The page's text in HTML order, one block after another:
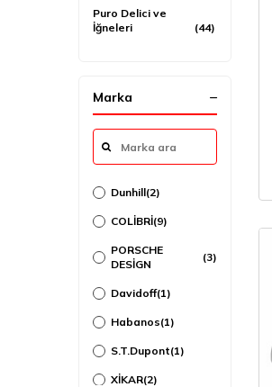
Puro Delici ve
İğneleri
(44)
Nemlendirici ve
Bakım Ürünleri &
Elektronik
Nemlendiriciler
Şarap Dolapları
Puro Ağızlıkları
Marka
Dunhill(2)
COLİBRİ(9)
PORSCHE
DESİGN
(3)
Davidoff(1)
Habanos(1)
S.T.Dupont(1)
XİKAR(2)